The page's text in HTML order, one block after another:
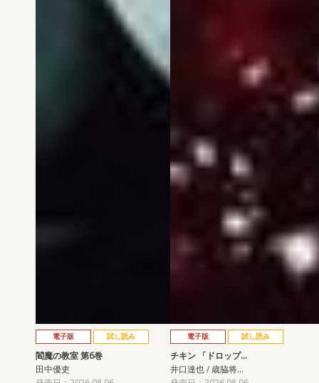
電子版 試し読み
閻魔の教室 第6巻
田中優吏
電子版 試し読み
チキン 「ドロップ…
井口達也 / 歳脇将…